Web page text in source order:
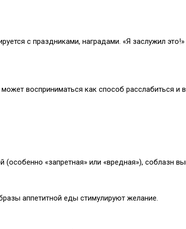
с праздниками, наградами. «Я заслужил
восприниматься как способ расслабиться и
(особенно «запретная» или «вредная»), соблазн
аппетитной еды стимулируют желание.